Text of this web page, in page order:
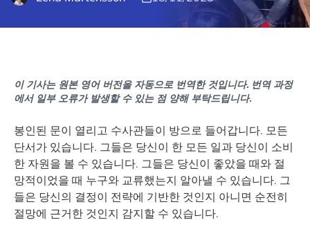
이 기사는 원본 영어 버전을 자동으로 번역한 것입니다. 번역 과정
에서 일부 오류가 발생할 수 있는 점 양해 부탁드립니다.
봉인된 문이 열리고 수사관들이 방으로 들어갑니다. 모든
단서가 있습니다. 그들은 당신이 한 모든 일과 당신이 소비
한 자원을 볼 수 있습니다. 그들은 당신이 좋았을 때와 절
망적이었을 때 누구와 교류했는지 알아낼 수 있습니다. 그
들은 당신의 결정이 전략에 기반한 것인지 아니면 순전히
절망에 근거한 것인지 감지할 수 있습니다.